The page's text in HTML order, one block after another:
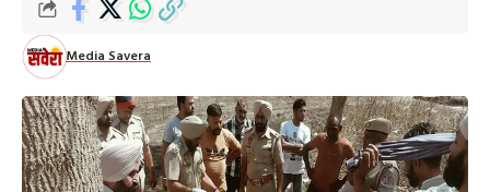
Media Savera